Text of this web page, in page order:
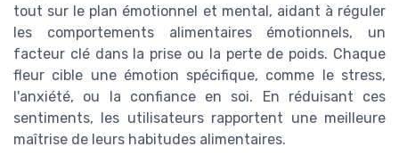
tout sur le plan émotionnel et mental, aidant à réguler
les comportements alimentaires émotionnels, un
facteur clé dans la prise ou la perte de poids. Chaque
fleur cible une émotion spécifique, comme le stress,
l'anxiété, ou la confiance en soi. En réduisant ces
sentiments, les utilisateurs rapportent une meilleure
maîtrise de leurs habitudes alimentaires.